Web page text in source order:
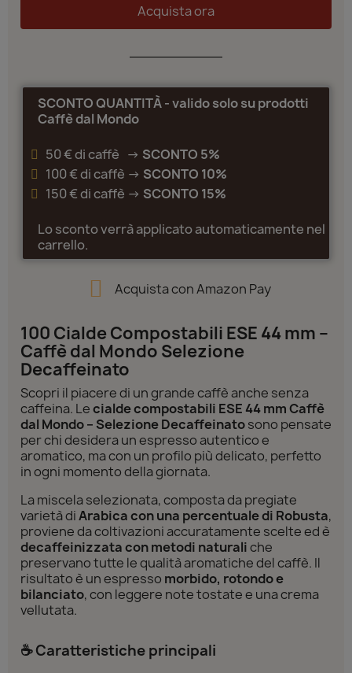
Acquista ora
SCONTO QUANTITÀ - valido solo su prodotti
Caffè dal Mondo
50 € di caffè -> SCONTO 5%
100 € di caffè -> SCONTO 10%
150 € di caffè -> SCONTO 15%
Lo sconto verrà applicato automaticamente nel
carrello.
Acquista con Amazon Pay
100 Cialde Compostabili ESE 44 mm –
Caffè dal Mondo Selezione
Decaffeinato
Scopri il piacere di un grande caffè anche senza
caffeina. Lecialde compostabili ESE 44 mm Caffè
dal Mondo – Selezione Decaffeinatosono pensate
per chi desidera un espresso autentico e
aromatico, ma con un profilo più delicato, perfetto
in ogni momento della giornata.
La miscela selezionata, composta da pregiate
varietà diArabica con una percentuale di Robusta,
proviene da coltivazioni accuratamente scelte ed è
decaffeinizzata con metodi naturaliche
preservano tutte le qualità aromatiche del caffè. Il
risultato è un espresso morbido, rotondo e
bilanciato, con leggere note tostate e una crema
vellutata.
☕ Caratteristiche principali